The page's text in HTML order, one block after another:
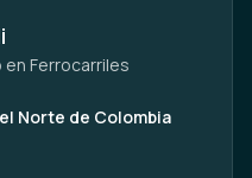
en Ferrocarriles
Norte de Colombia